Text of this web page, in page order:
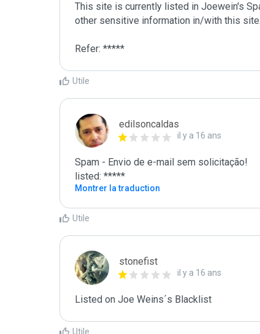
This site is currently listed in Joewein's
other sensitive information in/with this site.
Refer: *****
Utile
edilsoncaldas
il y a 16 ans
Spam - Envio de e-mail sem solicitação!
listed: *****
Montrer la traduction
Utile
stonefist
il y a 16 ans
Listed on Joe Weins´s Blacklist
Utile